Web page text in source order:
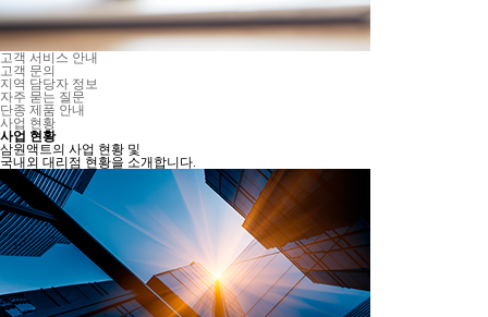
고객 서비스 안내
고객 문의
지역 담당자 정보
자주 묻는 질문
단종 제품 안내
사업 현황
사업 현황
삼원액트의 사업 현황 및
국내외 대리점 현황을 소개합니다.